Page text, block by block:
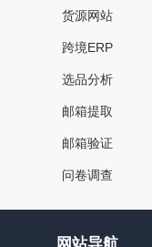
货源网站
跨境ERP
选品分析
邮箱提取
邮箱验证
问卷调查
网站导航